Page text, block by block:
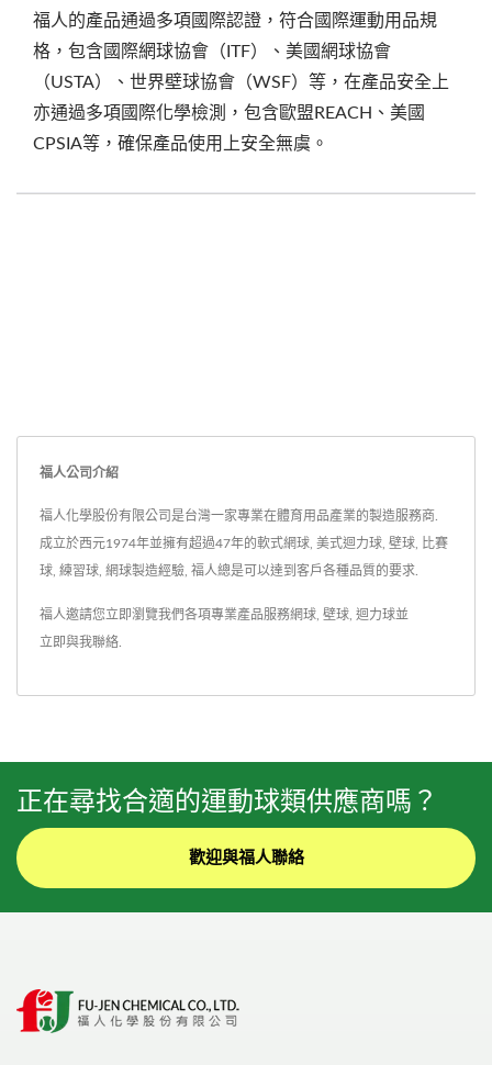
福人的產品通過多項國際認證，符合國際運動用品規
格，包含國際網球協會（ITF）、美國網球協會
（USTA）、世界壁球協會（WSF）等，在產品安全上
亦通過多項國際化學檢測，包含歐盟REACH、美國
CPSIA等，確保產品使用上安全無虞。
福人公司介紹
福人化學股份有限公司是台灣一家專業在體育用品產業的製造服務商.
成立於西元1974年並擁有超過47年的軟式網球, 美式迴力球, 壁球, 比賽
球, 練習球, 網球製造經驗, 福人總是可以達到客戶各種品質的要求.
福人邀請您立即瀏覽我們各項專業產品服務網球 壁球 迴力球並
立即與我聯絡
正在尋找合適的運動球類供應商嗎？
歡迎與福人聯絡